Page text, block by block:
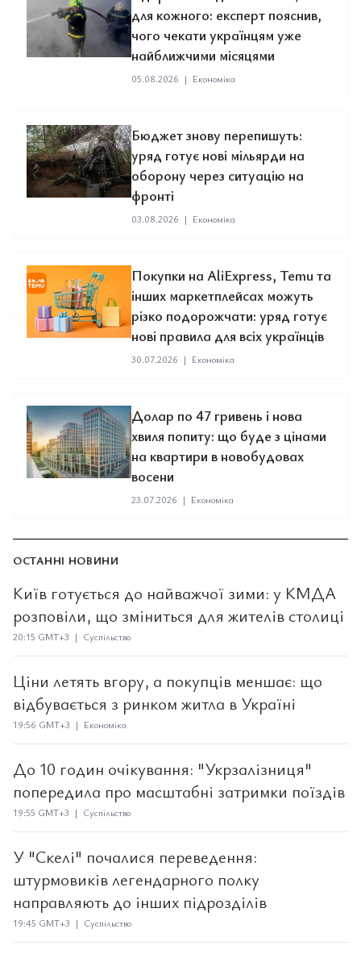
для кожного: експерт пояснив,
чого чекати українцям уже
найближчими місяцями
05.08.2026 | Економіка
Бюджет знову перепишуть:
уряд готує нові мільярди на
оборону через ситуацію на
фронті
03.08.2026 | Економіка
Покупки на AliExpress, Temu та
інших маркетплейсах можуть
різко подорожчати: уряд готує
нові правила для всіх українців
30.07.2026 | Економіка
Долар по 47 гривень і нова
хвиля попиту: що буде з цінами
на квартири в новобудовах
восени
23.07.2026 | Економіка
ОСТАННІ НОВИНИ
Київ готується до найважчої зими: у КМДА
розповіли, що зміниться для жителів столиці
20:15 GMT+3 | Суспільство
Ціни летять вгору, а покупців меншає: що
відбувається з ринком житла в Україні
19:56 GMT+3 | Економіка
До 10 годин очікування: "Укрзалізниця"
попередила про масштабні затримки поїздів
19:55 GMT+3 | Суспільство
У "Скелі" почалися переведення:
штурмовиків легендарного полку
направляють до інших підрозділів
19:45 GMT+3 | Суспільство